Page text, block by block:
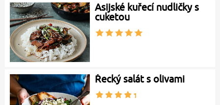
Asijské kuřecí nudličky s
cuketou
Řecký salát s olivami